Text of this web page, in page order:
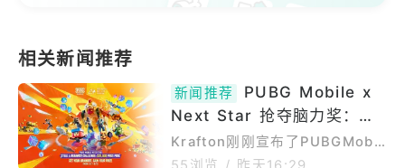
新闻推荐
PUBG Mobile x
Next Star 抢夺脑力奖：创
作者如何争夺2万美元奖金
Krafton刚刚宣布了PUBGMobil
exNextStar“偷走脑力挑战赛”。